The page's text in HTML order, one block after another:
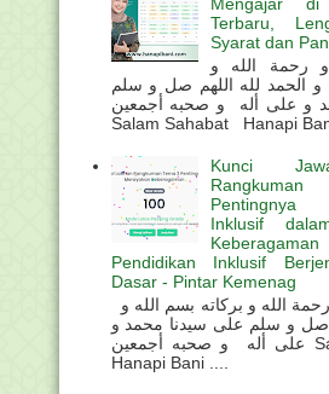
Terbaru,
Syarat dan
و رحمة الله و
و الحمد لله اللهم صل و سلم
و على أله و صحبه أجمعين
Salam Sahabat Hanapi
Kunci
Pentingnya
Inklusif
Pendidikan Inklusif
Dasar - Pintar Kemenag
صل و سلم على سيدنا محمد و
على أله و صحبه أجمعين Salam Sahabat
Hanapi Bani ....